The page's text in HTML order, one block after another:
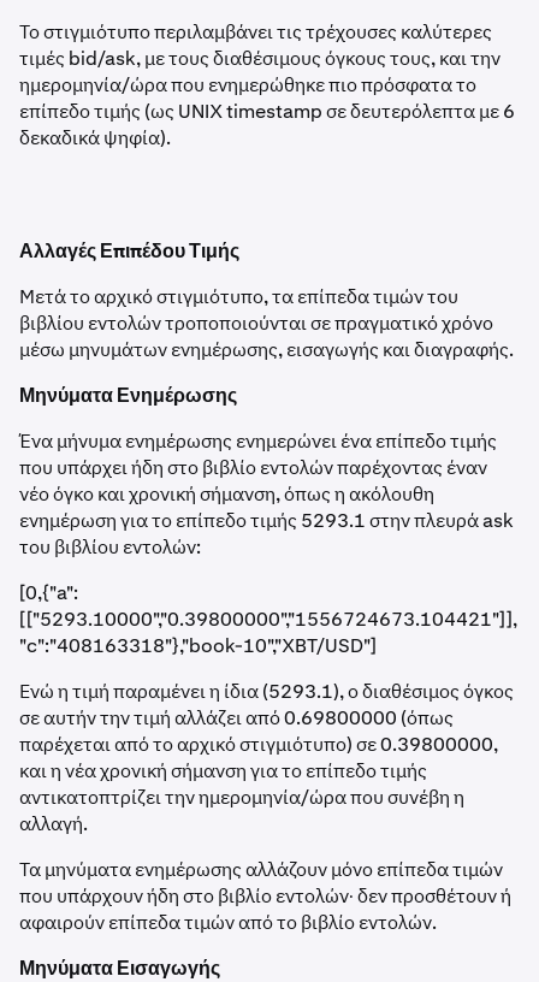
Το στιγμιότυπο περιλαμβάνει τις τρέχουσες καλύτερες
τιμές bid/ask, με τους διαθέσιμους όγκους τους, και την
ημερομηνία/ώρα που ενημερώθηκε πιο πρόσφατα το
επίπεδο τιμής (ως UNIX timestamp σε δευτερόλεπτα με 6
δεκαδικά ψηφία).
Αλλαγές Επιπέδου Τιμής
Μετά το αρχικό στιγμιότυπο, τα επίπεδα τιμών του
βιβλίου εντολών τροποποιούνται σε πραγματικό χρόνο
μέσω μηνυμάτων ενημέρωσης, εισαγωγής και διαγραφής.
Μηνύματα Ενημέρωσης
Ένα μήνυμα ενημέρωσης ενημερώνει ένα επίπεδο τιμής
που υπάρχει ήδη στο βιβλίο εντολών παρέχοντας έναν
νέο όγκο και χρονική σήμανση, όπως η ακόλουθη
ενημέρωση για το επίπεδο τιμής 5293.1 στην πλευρά ask
του βιβλίου εντολών:
[0,{"a":
[["5293.10000","0.39800000","1556724673.104421"]],
"c":"408163318"},"book-10","XBT/USD"]
Ενώ η τιμή παραμένει η ίδια (5293.1), ο διαθέσιμος όγκος
σε αυτήν την τιμή αλλάζει από 0.69800000 (όπως
παρέχεται από το αρχικό στιγμιότυπο) σε 0.39800000,
και η νέα χρονική σήμανση για το επίπεδο τιμής
αντικατοπτρίζει την ημερομηνία/ώρα που συνέβη η
αλλαγή.
Τα μηνύματα ενημέρωσης αλλάζουν μόνο επίπεδα τιμών
που υπάρχουν ήδη στο βιβλίο εντολών· δεν προσθέτουν ή
αφαιρούν επίπεδα τιμών από το βιβλίο εντολών.
Μηνύματα Εισαγωγής